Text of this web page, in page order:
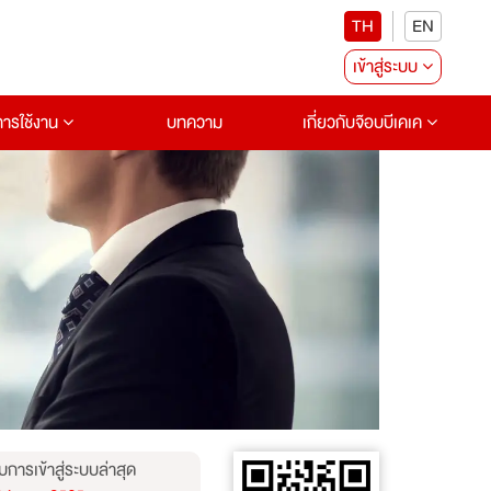
TH
EN
เข้าสู่ระบบ
รใช้งาน
บทความ เกี่ยวกับจ๊อบบีเคเค
ารเข้าสู่ระบบล่าสุด